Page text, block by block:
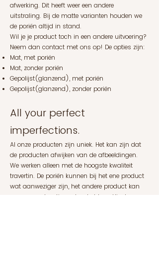
afwerking. Dit heeft weer een andere
uitstraling. Bij de matte varianten houden we
de poriën altijd in stand.
Wil je je product toch in een andere uitvoering?
Neem dan contact met ons op! De opties zijn:
Mat, met poriën
Mat, zonder poriën
Gepolijst(glanzend), met poriën
Gepolijst(glanzend), zonder poriën
All your perfect
imperfections.
Al onze producten zijn uniek. Het kan zijn dat
de producten afwijken van de afbeeldingen.
We werken alleen met de hoogste kwaliteit
travertin. De poriën kunnen bij het ene product
wat aanweziger zijn, het andere product kan
weer onregelmatige aders hebben. Hier kunnen